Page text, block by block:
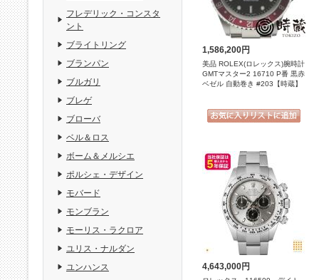
1,586,200円
美品 ROLEX(ロレックス)腕時計
GMTマスター2 16710 P番 黒赤
ベゼル 自動巻き #203【時蔵】
4,643,000円
フレデリック・コンスタ
ント
ブライトリング
ブランパン
ブルガリ
ブレゲ
ブローバ
ベル＆ロス
ボーム＆メルシエ
ポルシェ・デザイン
モバード
モンブラン
モーリス・ラクロア
ユリス・ナルダン
ユンハンス